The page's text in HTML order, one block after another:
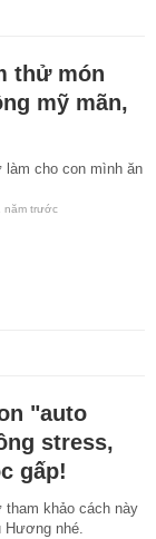
thử món
mỹ mãn,
làm cho con mình ăn
năm trước
"auto
stress,
gấp!
tham khảo cách này
Hương nhé.